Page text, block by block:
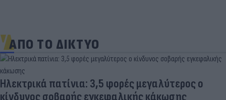
ΑΠΟ ΤΟ ΔΙΚΤΥΟ